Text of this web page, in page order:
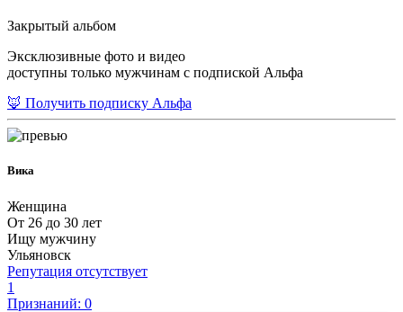
Закрытый альбом
Эксклюзивные фото и видео
доступны только мужчинам с подпиской Альфа
🦊 Получить подписку Альфа
Вика
Женщина
От 26 до 30 лет
Ищу мужчину
Ульяновск
Репутация отсутствует
1
Признаний: 0